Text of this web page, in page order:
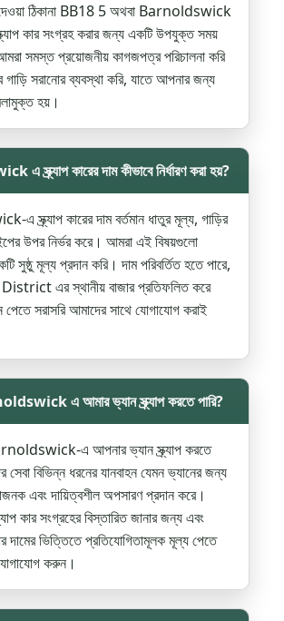
ঠিকানা BB18 5 অথবা Barnoldswick
কার সংগ্রহ করার জন্য একটি উপযুক্ত সময়
সমস্ত প্রয়োজনীয় কাগজপত্র পরিচালনা করি
গাড়ি সরানোর ব্যবস্থা করি, যাতে আপনার জন্য
হয়।
স্ক্র্যাপ কারের দাম কীভাবে নির্ধারণ করা হয়?
স্ক্র্যাপ কারের দাম বর্তমান ধাতুর মূল্য, গাড়ির
উপর নির্ভর করে। আমরা এই বিষয়গুলো
সুষ্ঠু মূল্য প্রদান করি। দাম পরিবর্তিত হতে পারে,
এর স্থানীয় বাজার প্রতিফলিত করে
পেতে সরাসরি আমাদের সাথে যোগাযোগ করাই
এ আমার ভ্যান স্ক্র্যাপ করতে পারি?
এ আপনার ভ্যান স্ক্র্যাপ করতে
সেবা বিভিন্ন ধরনের যানবাহন যেমন ভ্যানের জন্য
এবং দায়িত্বশীল অপসারণ প্রদান করে।
কার সংগ্রহের বিস্তারিত জানার জন্য এবং
দামের ভিত্তিতে প্রতিযোগিতামূলক মূল্য পেতে
করুন।